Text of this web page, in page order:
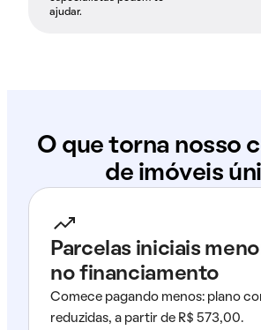
ajudar.
O que torna nosso
de imóveis
Parcelas iniciais
no financiamento
Comece pagando menos: plano
reduzidas, a partir de R$ 573,00.